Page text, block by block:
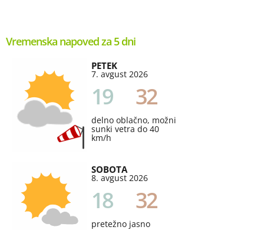
Vremenska napoved za 5 dni
PETEK
7. avgust 2026
19 32
delno oblačno, možni
sunki vetra do 40
km/h
SOBOTA
8. avgust 2026
18 32
pretežno jasno